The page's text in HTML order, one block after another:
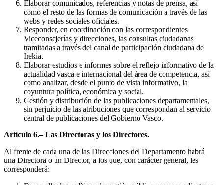
Elaborar comunicados, referencias y notas de prensa, así
como el resto de las formas de comunicación a través de las
webs y redes sociales oficiales.
Responder, en coordinación con las correspondientes
Viceconsejerías y direcciones, las consultas ciudadanas
tramitadas a través del canal de participación ciudadana de
Irekia.
Elaborar estudios e informes sobre el reflejo informativo de la
actualidad vasca e internacional del área de competencia, así
como analizar, desde el punto de vista informativo, la
coyuntura política, económica y social.
Gestión y distribución de las publicaciones departamentales,
sin perjuicio de las atribuciones que correspondan al servicio
central de publicaciones del Gobierno Vasco.
Artículo 6.– Las Directoras y los Directores.
Al frente de cada una de las Direcciones del Departamento habrá
una Directora o un Director, a los que, con carácter general, les
corresponderá: